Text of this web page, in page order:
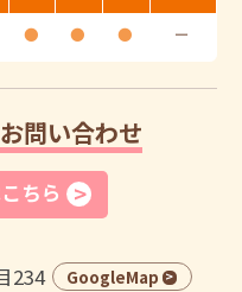
● ● ● ー
問い合わせ
ちら
234
GoogleMap